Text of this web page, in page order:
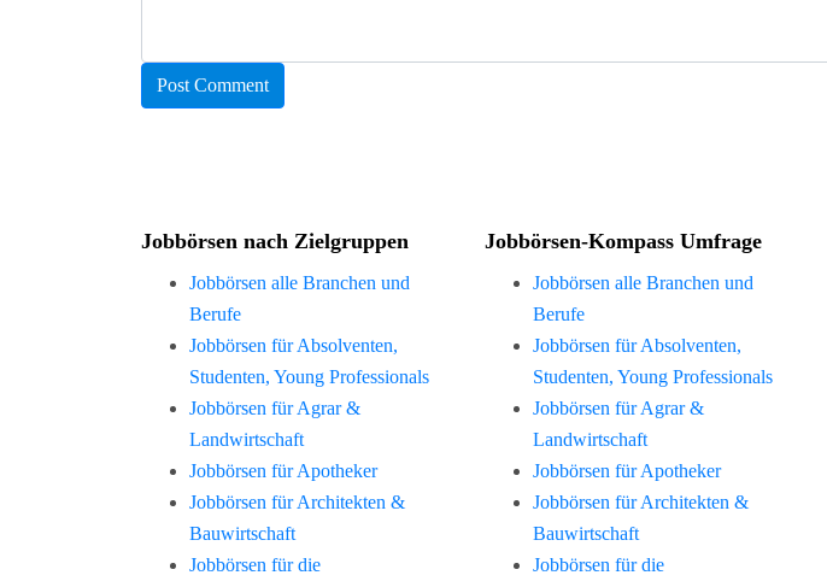
Jobbörsen nach Zielgruppen
Jobbörsen alle Branchen und
Berufe
Jobbörsen für Absolventen,
Studenten, Young Professionals
Jobbörsen für Agrar &
Landwirtschaft
Jobbörsen für Apotheker
Jobbörsen für Architekten &
Bauwirtschaft
Jobbörsen für die
Jobbörsen-Kompass Umfrage
Jobbörsen alle Branchen und
Berufe
Jobbörsen für Absolventen,
Studenten, Young Professionals
Jobbörsen für Agrar &
Landwirtschaft
Jobbörsen für Apotheker
Jobbörsen für Architekten &
Bauwirtschaft
Jobbörsen für die